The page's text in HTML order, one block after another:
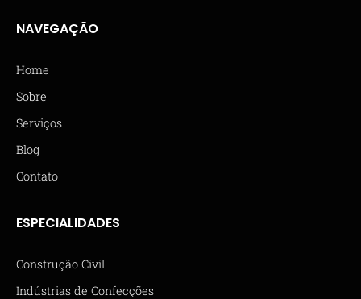
NAVEGAÇÃO
Home
Sobre
Serviços
Blog
Contato
ESPECIALIDADES
Construção Civil
Indústrias de Confecções